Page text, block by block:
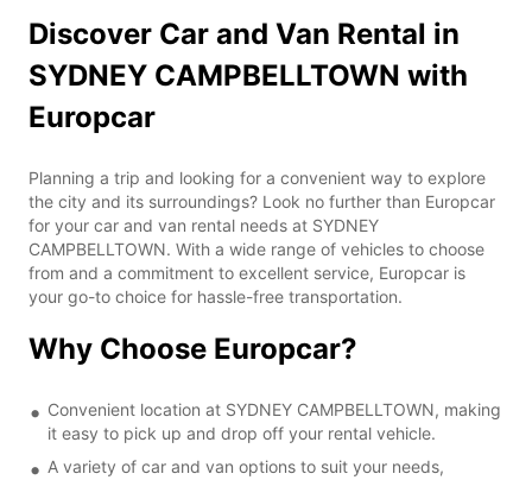
Discover Car and Van Rental in
SYDNEY CAMPBELLTOWN with
Europcar
Planning a trip and looking for a convenient way to explore
the city and its surroundings? Look no further than Europcar
for your car and van rental needs at SYDNEY
CAMPBELLTOWN. With a wide range of vehicles to choose
from and a commitment to excellent service, Europcar is
your go-to choice for hassle-free transportation.
Why Choose Europcar?
Convenient location at SYDNEY CAMPBELLTOWN, making
it easy to pick up and drop off your rental vehicle.
A variety of car and van options to suit your needs,